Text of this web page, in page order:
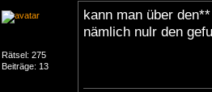
Rätsel: 275
Beiträge: 13
kann man über
nämlich nulr den